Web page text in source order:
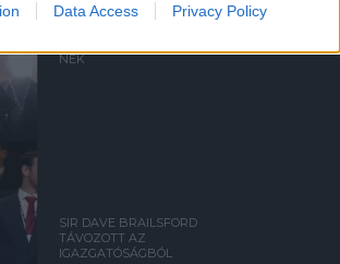
Data Access Privacy Policy
NEK
SIR DAVE BRAILSFORD
TÁVOZOTT AZ
IGAZGATÓSÁGBÓL